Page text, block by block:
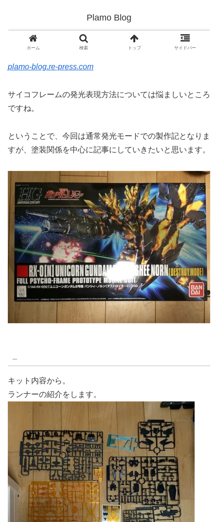
plamo-blog.re-press.com
サイコフレームの発光表現方法については悩ましいところ
ですね。
ということで、今回は通常発光モードでの製作記となりま
すが、塗装関係を中心に記事にしていきたいと思います。
キット内容から。
ランナーの紹介をします。